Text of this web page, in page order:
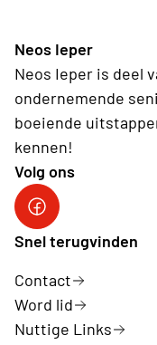
Neos Ieper
Neos Ieper is deel
ondernemende
boeiende
kennen!
Volg ons
Neos Ieper
Snel terugvinden
Contact
Word lid
Nuttige Links